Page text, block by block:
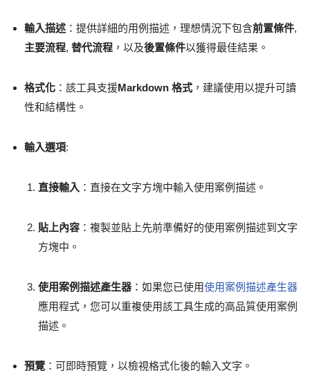
輸入描述 ：提供詳細的用例描述，理想情況下包含前置條件,
主要流程, 替代流程 ，以及後置條件以獲得最佳結果。
格式化 ：該工具支援Markdown 格式 ，建議使用以提升可讀
性和結構性。
輸入選項:
直接輸入 ：直接在文字方塊中輸入使用案例描述。
貼上內容 ：複製並貼上先前準備好的使用案例描述到文字
方塊中。
使用案例描述產生器 ：如果您已使用使用案例描述產生器
應用程式，您可以重複使用該工具生成的高品質使用案例
描述。
預覽 ：可即時預覽，以檢視格式化後的輸入文字。